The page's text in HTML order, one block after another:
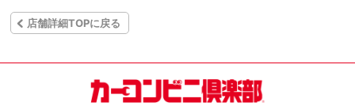
店舗詳細TOPに戻る